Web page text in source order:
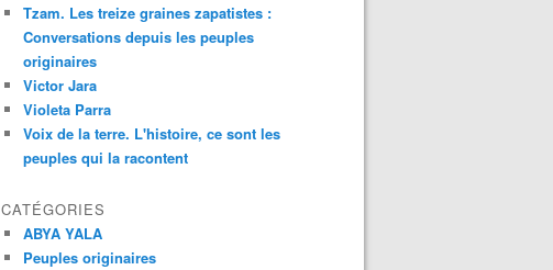
Tzam. Les treize graines zapatistes :
Conversations depuis les peuples
originaires
Victor Jara
Violeta Parra
Voix de la terre. L'histoire, ce sont les
peuples qui la racontent
CATÉGORIES
ABYA YALA
Peuples originaires